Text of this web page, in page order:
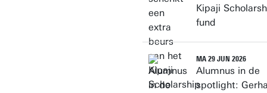
Kipaji
fund
MA 29 JUN 2026
Alumnus in de
spotlight: